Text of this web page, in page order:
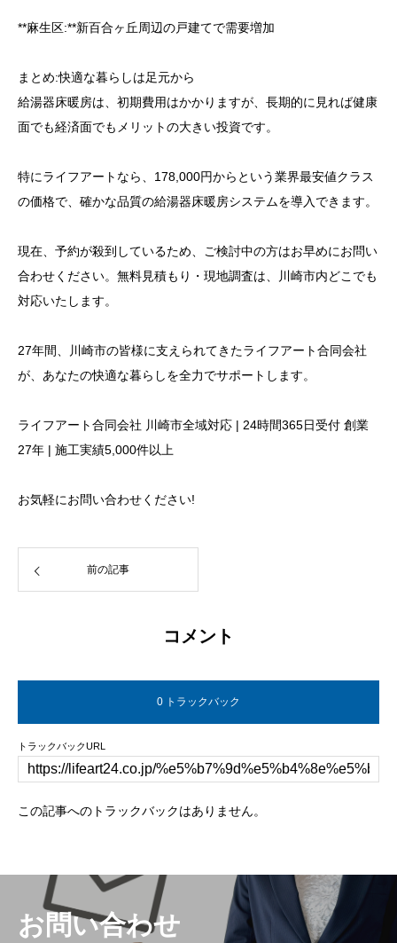
**麻生区:**新百合ヶ丘周辺の戸建てで需要増加
まとめ:快適な暮らしは足元から
給湯器床暖房は、初期費用はかかりますが、長期的に見れば健康
面でも経済面でもメリットの大きい投資です。
特にライフアートなら、178,000円からという業界最安値クラス
の価格で、確かな品質の給湯器床暖房システムを導入できます。
現在、予約が殺到しているため、ご検討中の方はお早めにお問い
合わせください。無料見積もり・現地調査は、川崎市内どこでも
対応いたします。
27年間、川崎市の皆様に支えられてきたライフアート合同会社
が、あなたの快適な暮らしを全力でサポートします。
ライフアート合同会社 川崎市全域対応 | 24時間365日受付 創業
27年 | 施工実績5,000件以上
お気軽にお問い合わせください!
前の記事
コメント
0 トラックバック
トラックバックURL
この記事へのトラックバックはありません。
お問い合わせ